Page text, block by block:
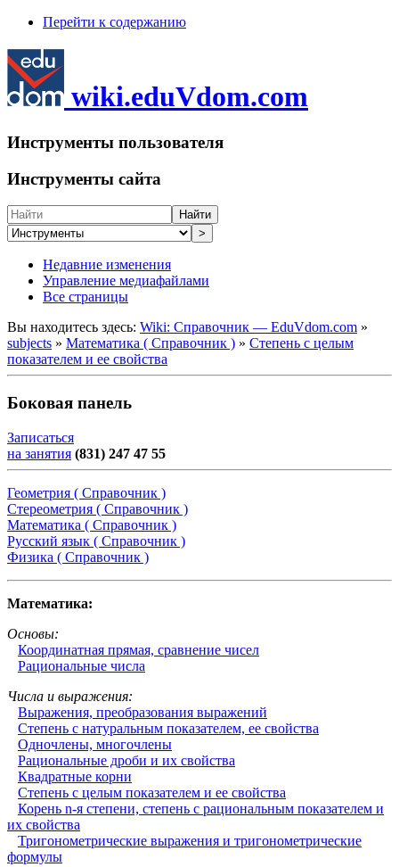
Перейти к содержанию
wiki.eduVdom.com
Инструменты пользователя
Инструменты сайта
Найти
>
Недавние изменения
Управление медиафайлами
Все страницы
Вы находитесь здесь: Wiki: Справочник — EduVdom.com »
subjects » Математика ( Справочник ) » Степень с целым
показателем и ее свойства
Боковая панель
Записаться
на занятия (831) 247 47 55
Геометрия ( Справочник )
Стереометрия ( Справочник )
Математика ( Справочник )
Русский язык ( Справочник )
Физика ( Справочник )
Математика:
Основы:
Координатная прямая, сравнение чисел
Рациональные числа
Числа и выражения:
Выражения, преобразования выражений
Степень с натуральным показателем, ее свойства
Одночлены, многочлены
Рациональные дроби и их свойства
Квадратные корни
Степень с целым показателем и ее свойства
Корень n-я степени, степень с рациональным показателем и
их свойства
Тригонометрические выражения и тригонометрические
формулы